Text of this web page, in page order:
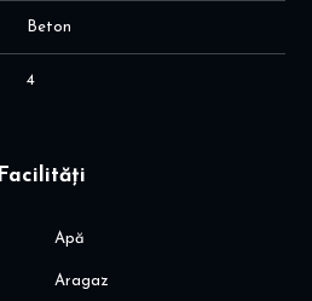
Beton
4
Facilități
Apă
Aragaz